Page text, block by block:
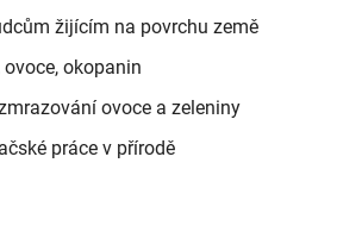
žijícím na povrchu země
okopanin
ovoce a zeleniny
práce v přírodě